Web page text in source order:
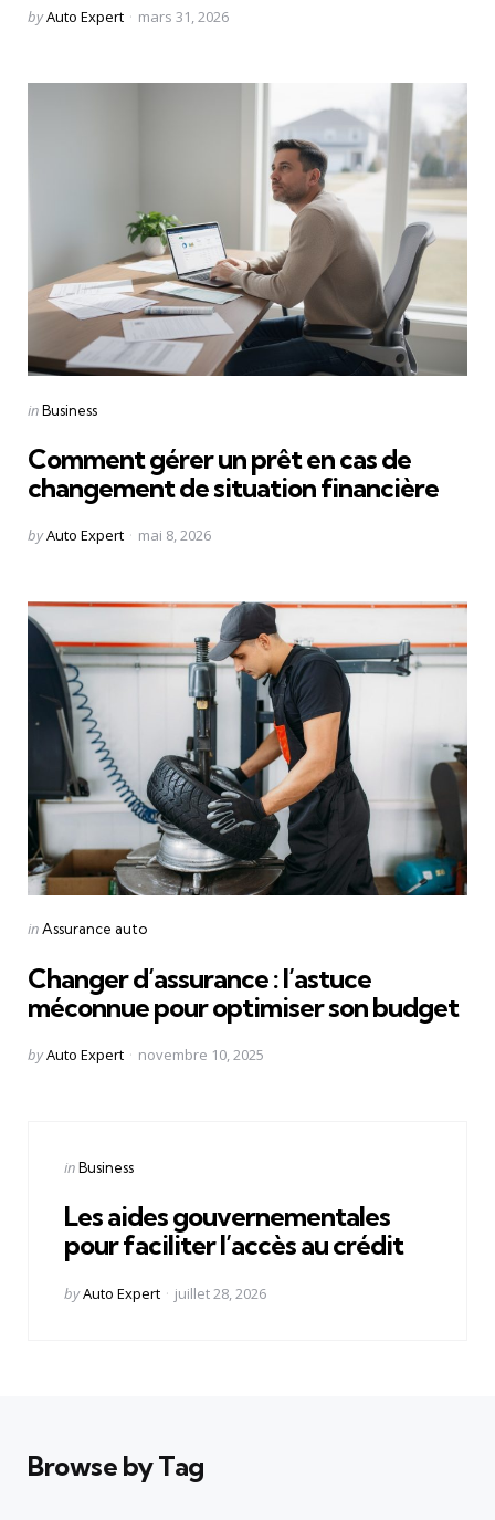
Posted
byAuto Expert mars 31, 2026
Categories
Posted
inBusiness
Comment gérer un prêt en cas de
changement de situation financière
Posted
byAuto Expert mai 8, 2026
Categories
Posted
inAssurance auto
Changer d’assurance : l’astuce
méconnue pour optimiser son budget
Posted
byAuto Expert novembre 10, 2025
Categories
Posted
inBusiness
Les aides gouvernementales
pour faciliter l’accès au crédit
Posted
byAuto Expert juillet 28, 2026
Browse by Tag